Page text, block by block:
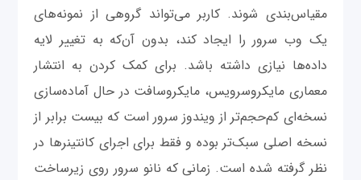
مقیاس‌بندی شوند. کاربر می‌تواند گروهی از نمونه‌‌های
یک وب سرور را ایجاد کند، بدون‌ آن‌که به تغییر لایه
داده‌ها نیازی داشته باشد. برای کمک کردن به انتشار
معماری مایکروسرویس، مایکروسافت در حال آماده‌سازی
نسخه‌ای کم‌حجم‌تر از ویندوز سرور است که بیست برابر از
نسخه اصلی سبک‌تر بوده و فقط برای اجرای کانتینرها در
نظر گرفته شده است. زمانی ‌که نانو سرور روی زیرساخت